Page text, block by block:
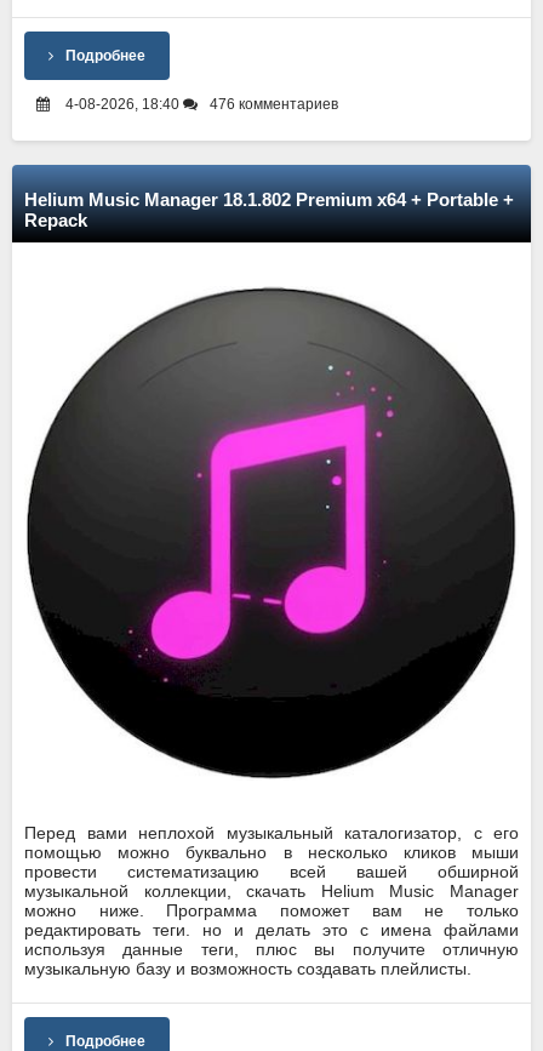
Подробнее
4-08-2026, 18:40 476 комментариев
Helium Music Manager 18.1.802 Premium x64 + Portable +
Repack
Перед вами неплохой музыкальный каталогизатор, с его
помощью можно буквально в несколько кликов мыши
провести систематизацию всей вашей обширной
музыкальной коллекции, скачать Helium Music Manager
можно ниже. Программа поможет вам не только
редактировать теги. но и делать это с имена файлами
используя данные теги, плюс вы получите отличную
музыкальную базу и возможность создавать плейлисты.
Подробнее